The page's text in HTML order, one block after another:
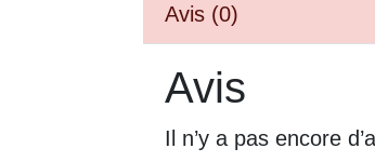
Avis (0)
Avis
Il n’y a pas encore